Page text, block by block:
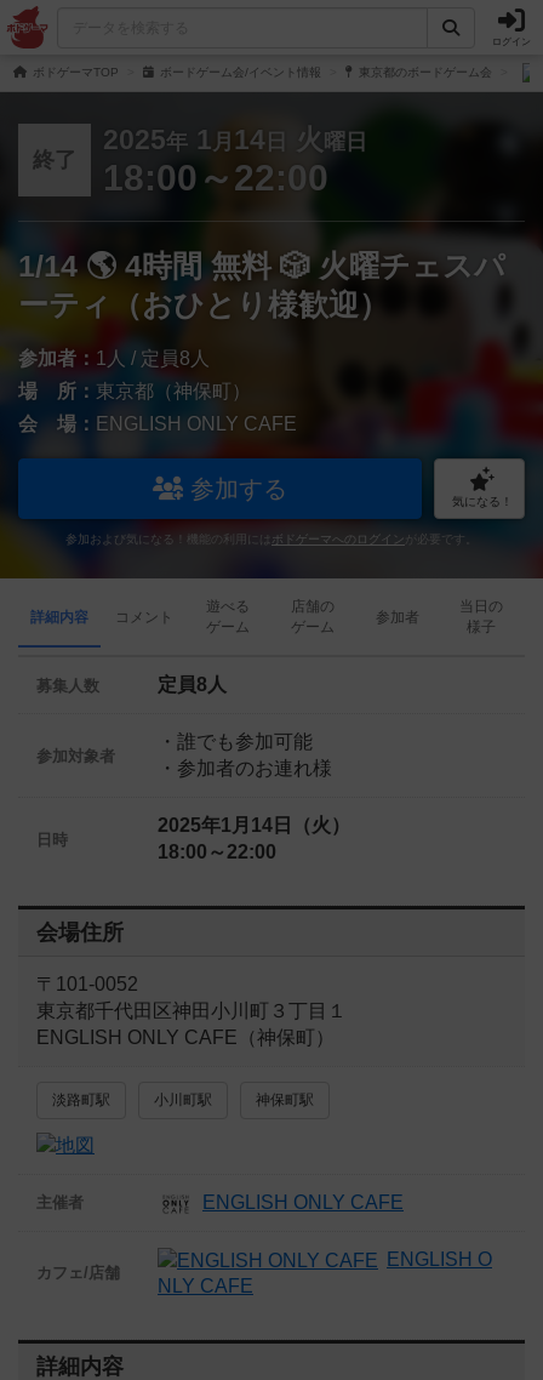
ログイン
ボドゲーマTOP ボードゲーム会/イベント情報 東京都のボードゲーム会
終了
2025年 1 月 14 日 火 曜日
18:00～22:00
1/14 🌎 4時間 無料 🎲 火曜チェスパ
ーティ（おひとり様歓迎）
参加者： 1人 / 定員8人
場 所： 東京都（神保町）
会 場： ENGLISH ONLY CAFE
参加する 気になる！
参加および気になる！機能の利用には ボドゲーマへのログイン が必要です。
詳細内容 コメント
遊べる
ゲーム
店舗の
ゲーム
参加者
当日の
様子
募集人数 定員8人
参加対象者
・誰でも参加可能
・参加者のお連れ様
日時
2025年1月14日（火）
18:00～22:00
会場住所
〒101-0052
東京都千代田区神田小川町３丁目１
ENGLISH ONLY CAFE（神保町）
淡路町駅 小川町駅 神保町駅
主催者 ENGLISH ONLY CAFE
カフェ/店舗
ENGLISH O
NLY CAFE
詳細内容